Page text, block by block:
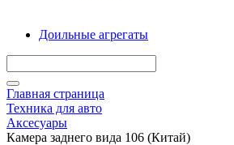
Доильные агрегаты
Главная страница
Техника для авто
Аксесуары
Камера заднего вида 106 (Китай)